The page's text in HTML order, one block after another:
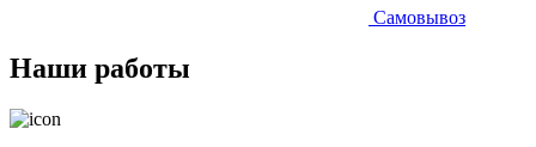
Самовывоз
Наши работы